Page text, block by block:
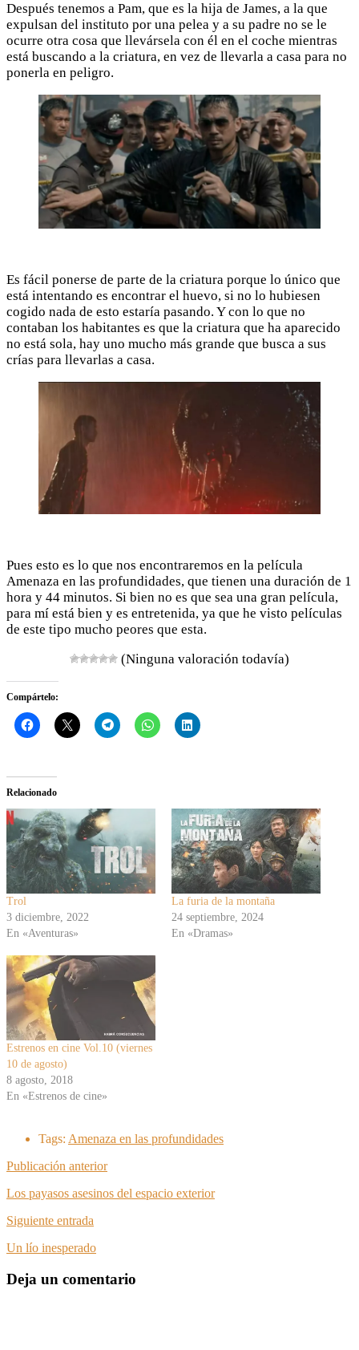
Después tenemos a Pam, que es la hija de James, a la que
expulsan del instituto por una pelea y a su padre no se le
ocurre otra cosa que llevársela con él en el coche mientras
está buscando a la criatura, en vez de llevarla a casa para no
ponerla en peligro.
Es fácil ponerse de parte de la criatura porque lo único que
está intentando es encontrar el huevo, si no lo hubiesen
cogido nada de esto estaría pasando. Y con lo que no
contaban los habitantes es que la criatura que ha aparecido
no está sola, hay uno mucho más grande que busca a sus
crías para llevarlas a casa.
Pues esto es lo que nos encontraremos en la película
Amenaza en las profundidades, que tienen una duración de 1
hora y 44 minutos. Si bien no es que sea una gran película,
para mí está bien y es entretenida, ya que he visto películas
de este tipo mucho peores que esta.
(Ninguna valoración todavía)
Compártelo:
Relacionado
Trol
3 diciembre, 2022
En «Aventuras»
La furia de la montaña
24 septiembre, 2024
En «Dramas»
Estrenos en cine Vol.10 (viernes
10 de agosto)
8 agosto, 2018
En «Estrenos de cine»
Tags: Amenaza en las profundidades
Publicación anterior
Los payasos asesinos del espacio exterior
Siguiente entrada
Un lío inesperado
Deja un comentario